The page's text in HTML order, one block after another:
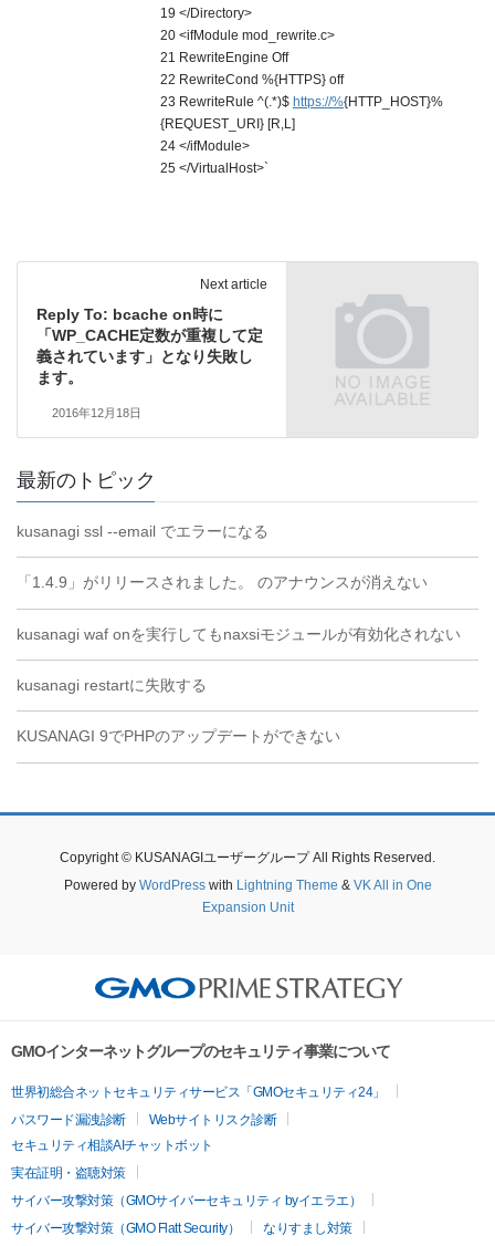
19 </Directory>
20 <ifModule mod_rewrite.c>
21 RewriteEngine Off
22 RewriteCond %{HTTPS} off
23 RewriteRule ^(.*)$ https://%{HTTP_HOST}%
{REQUEST_URI} [R,L]
24 </ifModule>
25 </VirtualHost>`
Next article
Reply To: bcache on時に
「WP_CACHE定数が重複して定
義されています」となり失敗し
ます。
2016年12月18日
最新のトピック
kusanagi ssl --email でエラーになる
「1.4.9」がリリースされました。 のアナウンスが消えない
kusanagi waf onを実行してもnaxsiモジュールが有効化されない
kusanagi restartに失敗する
KUSANAGI 9でPHPのアップデートができない
Copyright © KUSANAGIユーザーグループ All Rights Reserved.
Powered by WordPresswith Lightning Theme & VK All in One
Expansion Unit
GMOインターネットグループのセキュリティ事業について
世界初総合ネットセキュリティサービス「GMOセキュリティ24」
パスワード漏洩診断
Webサイトリスク診断
セキュリティ相談AIチャットボット
実在証明・盗聴対策
サイバー攻撃対策（GMOサイバーセキュリティ byイエラエ）
サイバー攻撃対策（GMO Flatt Security）
なりすまし対策